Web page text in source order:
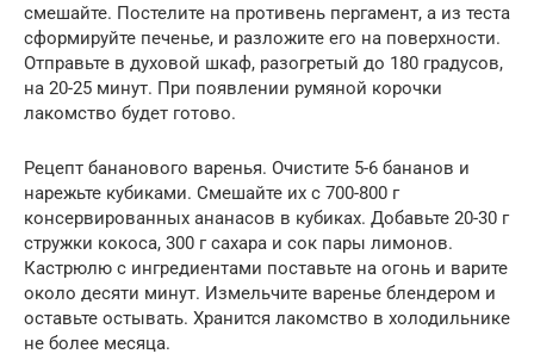
смешайте. Постелите на противень пергамент, а из теста
сформируйте печенье, и разложите его на поверхности.
Отправьте в духовой шкаф, разогретый до 180 градусов,
на 20-25 минут. При появлении румяной корочки
лакомство будет готово.
Рецепт бананового варенья. Очистите 5-6 бананов и
нарежьте кубиками. Смешайте их с 700-800 г
консервированных ананасов в кубиках. Добавьте 20-30 г
стружки кокоса, 300 г сахара и сок пары лимонов.
Кастрюлю с ингредиентами поставьте на огонь и варите
около десяти минут. Измельчите варенье блендером и
оставьте остывать. Хранится лакомство в холодильнике
не более месяца.